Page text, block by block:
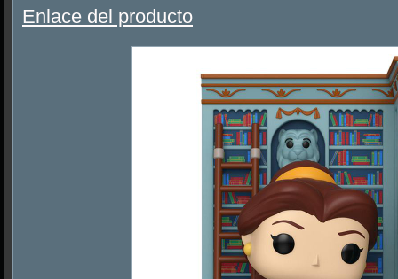
Enlace del producto